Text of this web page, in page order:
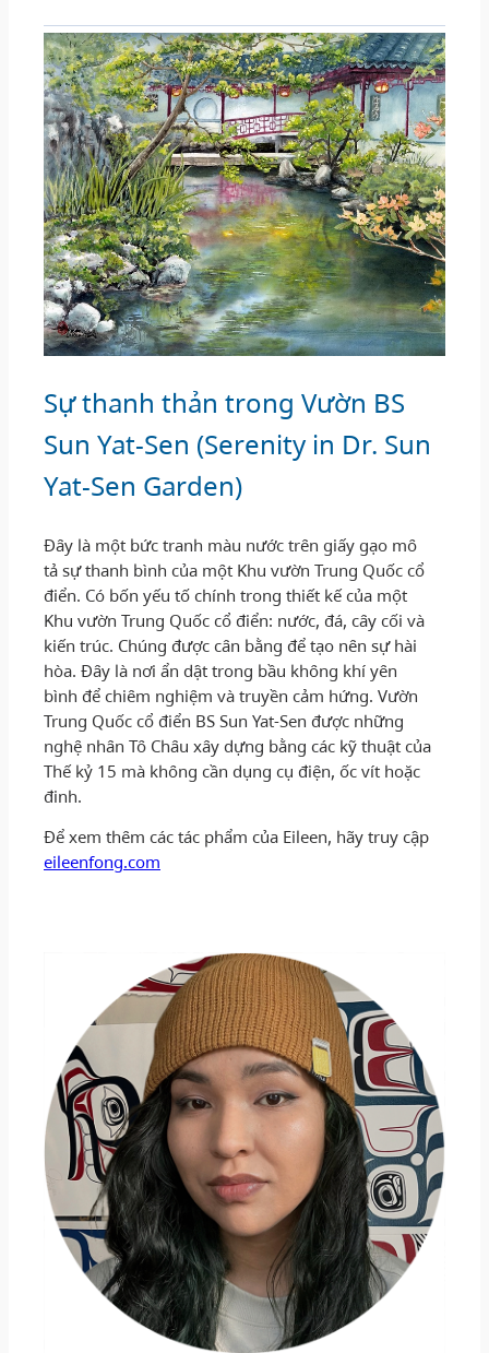
Sự thanh thản trong Vườn BS
Sun Yat-Sen (Serenity in Dr. Sun
Yat-Sen Garden)
Đây là một bức tranh màu nước trên giấy gạo mô
tả sự thanh bình của một Khu vườn Trung Quốc cổ
điển. Có bốn yếu tố chính trong thiết kế của một
Khu vườn Trung Quốc cổ điển: nước, đá, cây cối và
kiến ​​trúc. Chúng được cân bằng để tạo nên sự hài
hòa. Đây là nơi ẩn dật trong bầu không khí yên
bình để chiêm nghiệm và truyền cảm hứng. Vườn
Trung Quốc cổ điển BS Sun Yat-Sen được những
nghệ nhân Tô Châu xây dựng bằng các kỹ thuật của
Thế kỷ 15 mà không cần dụng cụ điện, ốc vít hoặc
đinh.
Để xem thêm các tác phẩm của Eileen, hãy truy cập
eileenfong.com